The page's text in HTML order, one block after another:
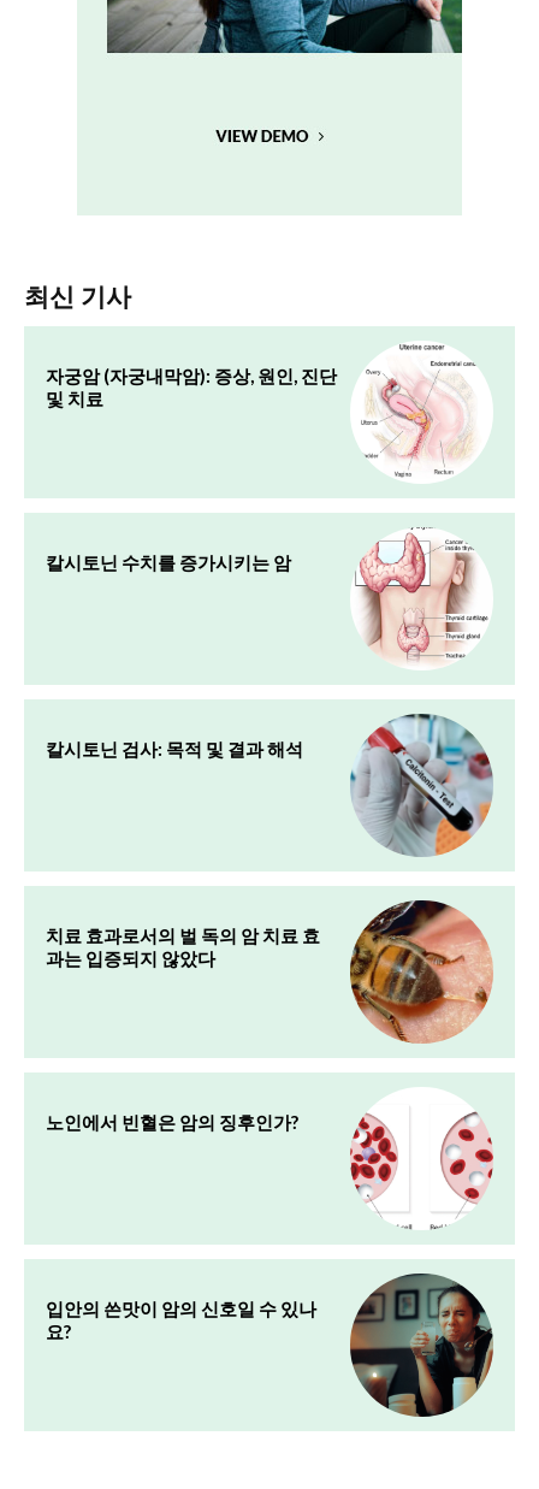
최신 기사
자궁암 (자궁내막암): 증상, 원인, 진단
및 치료
칼시토닌 수치를 증가시키는 암
칼시토닌 검사: 목적 및 결과 해석
치료 효과로서의 벌 독의 암 치료 효
과는 입증되지 않았다
노인에서 빈혈은 암의 징후인가?
입안의 쓴맛이 암의 신호일 수 있나
요?